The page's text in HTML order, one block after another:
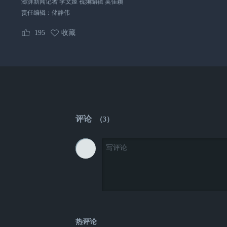
澎湃新闻记者 李文姬 视频编辑 吴佳颖
责任编辑： 储静伟
195 收藏
评论 （3）
热评论